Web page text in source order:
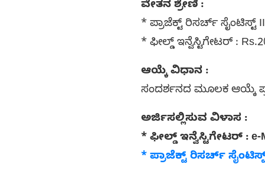
ವೇತನ ಶ್ರೇಣಿ :
* ಪ್ರಾಜೆಕ್ಟ್ ರಿಸರ್ಚ್ ಸೈಂಟಿಸ್ಟ್
* ಫೀಲ್ಡ್ ಇನ್ವೆಸ್ಟಿಗೇಟರ್ :
ಆಯ್ಕೆ ವಿಧಾನ :
ಸಂದರ್ಶನದ ಮೂಲಕ ಆಯ್ಕೆ
ಅರ್ಜಿಸಲ್ಲಿಸುವ ವಿಳಾಸ :
* ಫೀಲ್ಡ್ ಇನ್ವೆಸ್ಟಿಗೇಟರ್ : e-
* ಪ್ರಾಜೆಕ್ಟ್ ರಿಸರ್ಚ್